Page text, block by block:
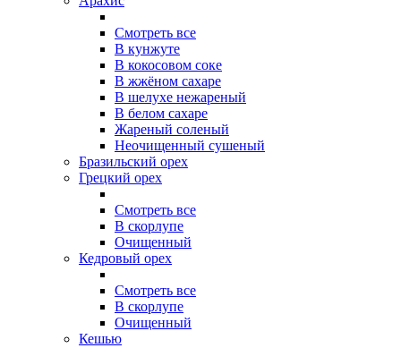
Смотреть все
В кунжуте
В кокосовом соке
В жжёном сахаре
В шелухе нежареный
В белом сахаре
Жареный соленый
Неочищенный сушеный
Бразильский орех
Грецкий орех
Смотреть все
В скорлупе
Очищенный
Кедровый орех
Смотреть все
В скорлупе
Очищенный
Кешью